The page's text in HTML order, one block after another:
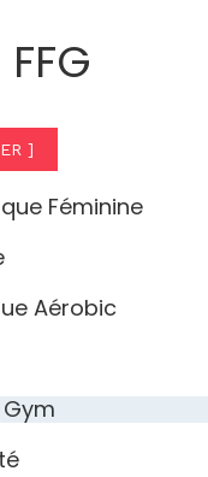
]
Féminine
Aérobic